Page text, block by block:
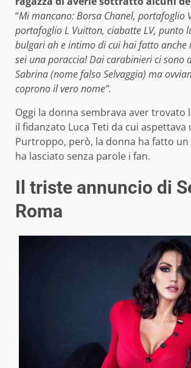
“Mi mancano: Borsa Chanel, portafoglio
portafoglio L Vuitton, ciabatte LV, punto
bulgari ah e intimo di cui hai fatto anche
sei una poraccia! Dai carabinieri ci sono
Sabrina (nome falso Selvaggia) ma
coprono il vero nome”.
Oggi la donna sembrava aver trovato
il fidanzato Luca Teti da cui aspettava
Purtroppo, però, la donna ha fatto
ha lasciato senza parole i fan.
Il triste annuncio di
Roma